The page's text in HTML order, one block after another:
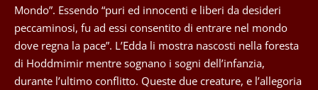
Mondo”. Essendo “puri ed innocenti e liberi da desideri
peccaminosi, fu ad essi consentito di entrare nel mondo
dove regna la pace”. L’Edda li mostra nascosti nella foresta
di Hoddmimir mentre sognano i sogni dell’infanzia,
durante l’ultimo conflitto. Queste due creature, e l’allegoria